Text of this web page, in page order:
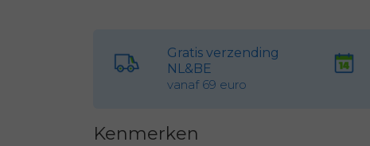
Gratis verzending
NL&BE
vanaf 69 euro
Kenmerken